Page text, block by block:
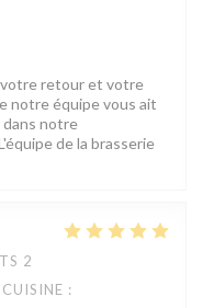
votre retour et votre
notre équipe vous ait
notre
de la brasserie
2
CUISINE :